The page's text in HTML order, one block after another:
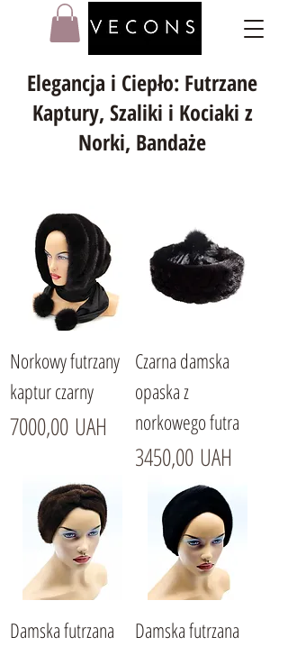
Elegancja i Ciepło: Futrzane
Kaptury, Szaliki i Kociaki z
Norki, Bandaże
Norkowy futrzany
kaptur czarny
Cena
7000,00 UAH
Czarna damska
opaska z
norkowego futra
Cena
3450,00 UAH
Damska futrzana
Damska futrzana